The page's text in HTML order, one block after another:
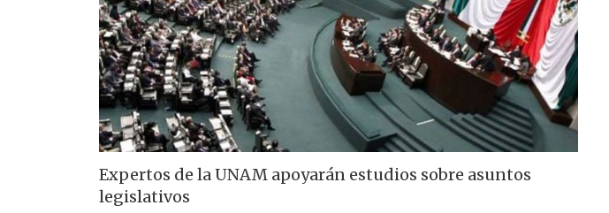
Expertos de la UNAM apoyarán estudios sobre asuntos
legislativos